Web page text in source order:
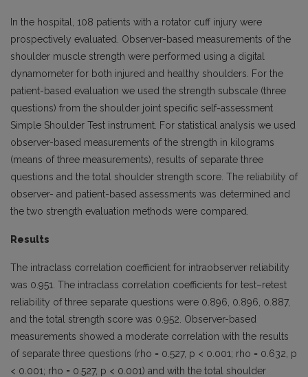
In the hospital, 108 patients with a rotator cuff injury were
prospectively evaluated. Observer-based measurements of the
shoulder muscle strength were performed using a digital
dynamometer for both injured and healthy shoulders. For the
patient-based evaluation we used the strength subscale (three
questions) from the shoulder joint specific self-assessment
Simple Shoulder Test instrument. For statistical analysis we used
observer-based measurements of the strength in kilograms
(means of three measurements), results of separate three
questions and the total shoulder strength score. The reliability of
observer- and patient-based assessments was determined and
the two strength evaluation methods were compared.
Results
The intraclass correlation coefficient for intraobserver reliability
was 0.951. The intraclass correlation coefficients for test–retest
reliability of three separate questions were 0.896, 0.896, 0.887,
and the total strength score was 0.952. Observer-based
measurements showed a moderate correlation with the results
of separate three questions (rho = 0.527, p < 0.001; rho = 0.632, p
< 0.001; rho = 0.527, p < 0.001) and with the total shoulder